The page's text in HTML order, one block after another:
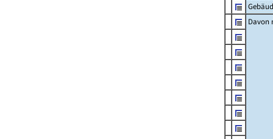
Davon